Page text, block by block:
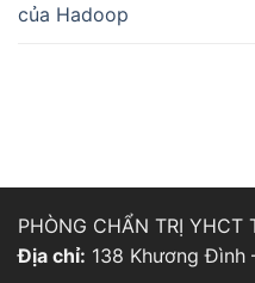
của Hadoop
PHÒNG CHẨN TRỊ
Địa chỉ: 138 Khương Đình